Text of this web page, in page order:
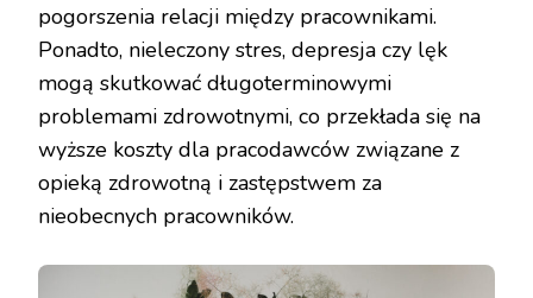
pogorszenia relacji między pracownikami.
Ponadto, nieleczony stres, depresja czy lęk
mogą skutkować długoterminowymi
problemami zdrowotnymi, co przekłada się na
wyższe koszty dla pracodawców związane z
opieką zdrowotną i zastępstwem za
nieobecnych pracowników.